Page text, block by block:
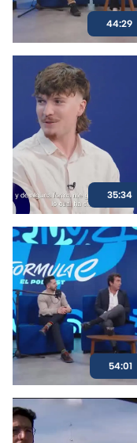
44:29
35:34
54:01